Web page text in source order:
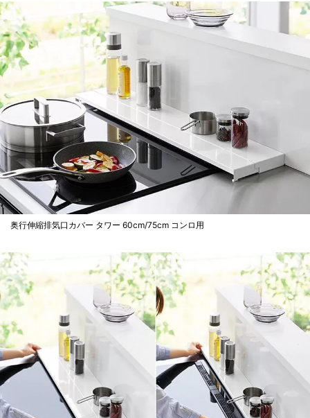
奥行伸縮排気口カバー タワー 60cm/75cm コンロ用